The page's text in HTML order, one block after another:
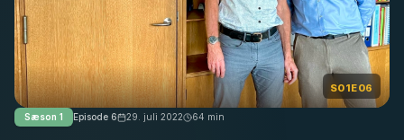
S01E06
Sæson 1 Episode 6 29. juli 2022 64 min